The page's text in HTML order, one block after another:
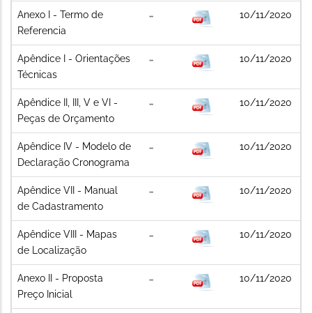
Anexo I - Termo de
Referencia
10/11/2020
Apêndice I - Orientações
Técnicas
10/11/2020
Apêndice II, III, V e VI -
Peças de Orçamento
10/11/2020
Apêndice IV - Modelo de
Declaração Cronograma
10/11/2020
Apêndice VII - Manual
de Cadastramento
10/11/2020
Apêndice VIII - Mapas
de Localização
10/11/2020
Anexo II - Proposta
Preço Inicial
10/11/2020